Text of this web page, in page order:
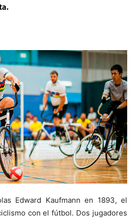
Edward Kaufmann en 1893, el
con el fútbol. Dos jugadores